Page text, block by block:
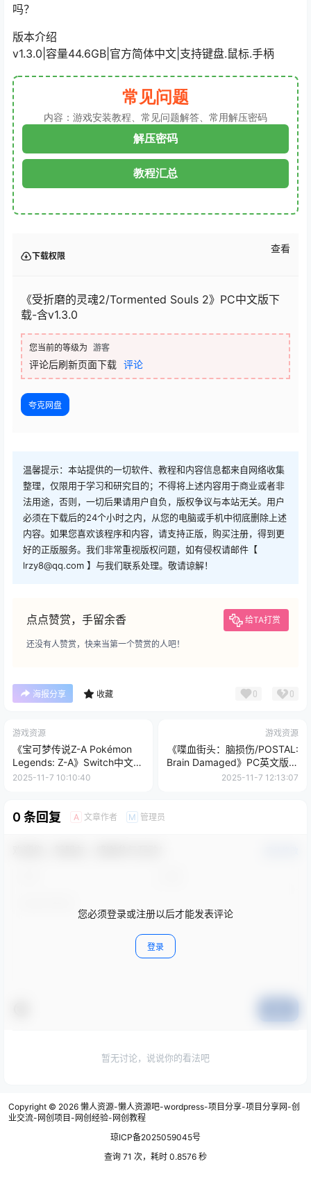
吗？
版本介绍
v1.3.0|容量44.6GB|官方简体中文|支持键盘.鼠标.手柄
常见问题
内容：游戏安装教程、常见问题解答、常用解压密码
解压密码
教程汇总
下载权限
查看
《受折磨的灵魂2/Tormented Souls 2》PC中文版下
载-含v1.3.0
您当前的等级为 游客
评论后刷新页面下载 评论
夸克网盘
温馨提示：本站提供的一切软件、教程和内容信息都来自网络收集
整理，仅限用于学习和研究目的；不得将上述内容用于商业或者非
法用途，否则，一切后果请用户自负，版权争议与本站无关。用户
必须在下载后的24个小时之内，从您的电脑或手机中彻底删除上述
内容。如果您喜欢该程序和内容，请支持正版，购买注册，得到更
好的正版服务。我们非常重视版权问题，如有侵权请邮件【
lrzy8@qq.com 】与我们联系处理。敬请谅解！
点点赞赏，手留余香 给TA打赏
还没有人赞赏，快来当第一个赞赏的人吧！
海报分享 收藏 0 0
游戏资源
《宝可梦传说Z-A Pokémon
Legends: Z-A》Switch中文版
NSP下载 – 含1.0.2补丁+1DLC
2025-11-7 10:10:40
游戏资源
《喋血街头：脑损伤/POSTAL:
Brain Damaged》PC英文版下
载-含v20251105
2025-11-7 12:13:07
0 条回复 A 文章作者 M 管理员
您必须登录或注册以后才能发表评论
登录
暂无讨论，说说你的看法吧
Copyright © 2026 懒人资源-懒人资源吧-wordpress-项目分享-项目分享网-创
业交流-网创项目-网创经验-网创教程
琼ICP备2025059045号
查询 71 次，耗时 0.8576 秒